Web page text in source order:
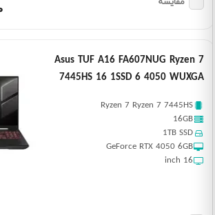
Asus TUF A16 FA607NUG Ryzen 7
7445HS 16 1SSD 6 4050 WUXGA
Ryzen 7 Ryzen 7 7445HS
16GB
1TB SSD
GeForce RTX 4050 6GB
16 inch